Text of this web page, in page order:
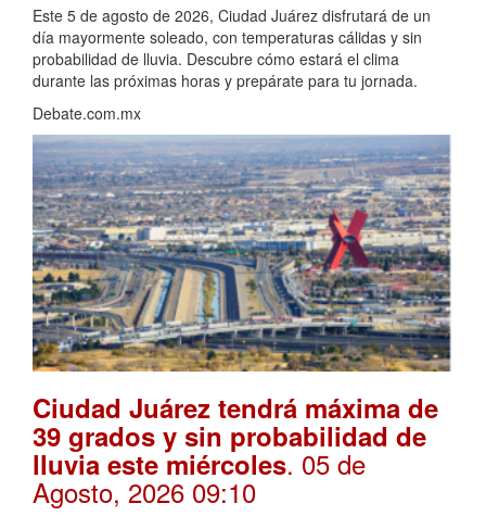
Este 5 de agosto de 2026, Ciudad Juárez disfrutará de un
día mayormente soleado, con temperaturas cálidas y sin
probabilidad de lluvia. Descubre cómo estará el clima
durante las próximas horas y prepárate para tu jornada.
Debate.com.mx
Ciudad Juárez tendrá máxima de
39 grados y sin probabilidad de
lluvia este miércoles. 05 de
Agosto, 2026 09:10